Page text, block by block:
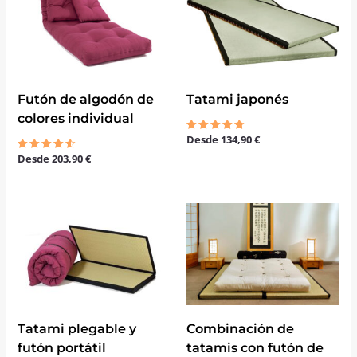
Futón de algodón de
colores individual
Valorado
Desde203,90€
Tatami japonés
Valorado
Desde 134,90€
Tatami plegable y
futón portátil
original
era:
264,00 €.
actual
232,00 €.
Combinación de
tatamis con futón de